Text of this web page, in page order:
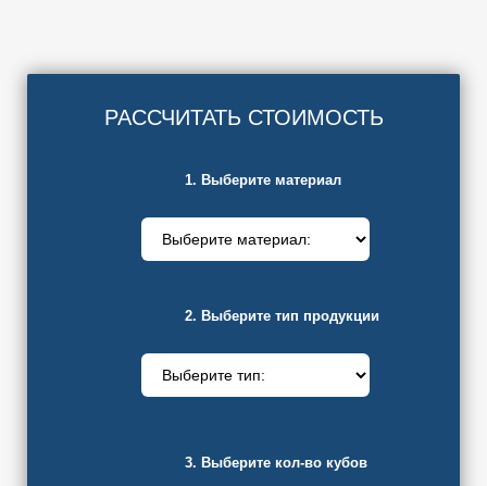
РАССЧИТАТЬ СТОИМОСТЬ
1. Выберите материал
2. Выберите тип продукции
3. Выберите кол-во кубов